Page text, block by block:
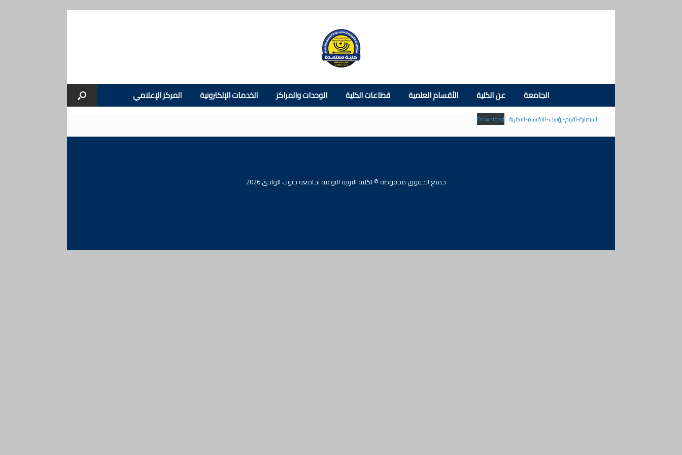
Skip
الجامعة عن الكلية الأقسام العلمية قطاعات الكلية الوحدات والمراكز الخدمات الإلكترونية المركز الإعلامي
استمارة-تقييم-رؤساء-الاقسام-الادارية Download
جميع الحقوق محفوظة © لكلية التربية النوعية بجامعة جنوب الوادى 2026